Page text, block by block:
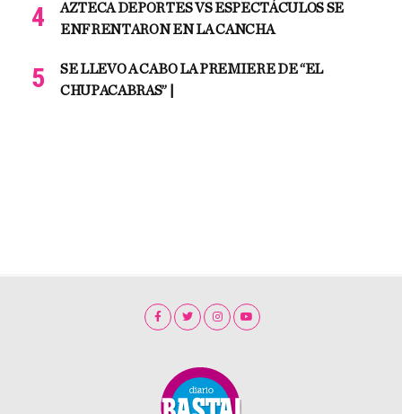
AZTECA DEPORTES VS ESPECTÁCULOS SE
ENFRENTARON EN LA CANCHA
SE LLEVO A CABO LA PREMIERE DE “EL
CHUPACABRAS” |